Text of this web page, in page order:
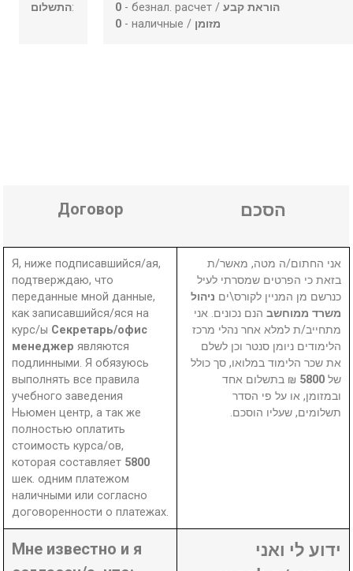
התשלום:
0 - безнал. расчет /הוראת קבע
0 - наличные / מזומן
Договор הסכם
Я, ниже подписавшийся/ая,
подтверждаю, что
переданные мной данные,
как записавшийся/яся на
курс/ы Секретарь/офис
менеджерявляются
подлинными. Я обязуюсь
выполнять все правила
учебного заведения
Ньюмен центр, а так же
полностью оплатить
стоимость курса/ов,
которая составляет 5800
шек. одним платежом
наличными или согласно
договоренности о платежах.
אני החתום/ה מטה, מאשר/ת
בזאת כי הפרטים שמסרתי לעיל
כנרשם מן המניין לקורס\ים ניהול
משרד ממוחשב הנם נכונים. אני
מתחייב/ת למלא אחר נהלי מרכז
הלימודים ניומן סנטר וכן לשלם
את שכר הלימוד במלואו, סך כולל
של 5800 ₪ בתשלום אחד
ובמזומן, או על פי הסדר
תשלומים, שעליו הוסכם.
Мне известно и я
ידוע לי ואני